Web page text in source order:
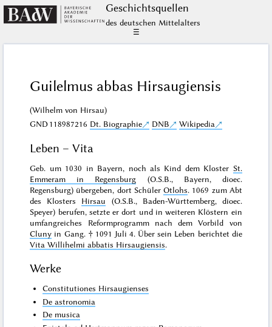
Geschichts­quellen
des deutschen Mittelalters
☰
Guilelmus abbas Hirsaugiensis
(Wilhelm von Hirsau)
GND118987216 Dt. Biographie DNB Wikipedia
Leben – Vita
Geb. um 1030 in Bayern, noch als Kind dem Kloster St.
Emmeram in Regensburg (O.S.B., Bayern, dioec.
Regensburg) übergeben, dort SchülerOtlohs. 1069 zum Abt
des Klosters Hirsau (O.S.B., Baden-Württemberg, dioec.
Speyer) berufen, setzte er dort und in weiteren Klöstern ein
umfangreiches Reformprogramm nach dem Vorbild von
Cluny in Gang. † 1091 Juli 4. Über sein Leben berichtet die
Vita Willihelmi abbatis Hirsaugiensis.
Werke
Constitutiones Hirsaugienses
De astronomia
De musica